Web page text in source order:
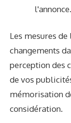
l'annonce.
Les mesures
changements
perception des
de vos
mémorisation
considération.